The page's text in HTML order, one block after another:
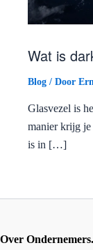
Wat is
Blog / Door
Glasvezel is
manier krijg je
is in […]
Over